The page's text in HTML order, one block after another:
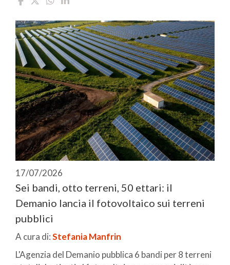
17/07/2026
Sei bandi, otto terreni, 50 ettari: il
Demanio lancia il fotovoltaico sui terreni
pubblici
A cura di:Stefania Manfrin
L'Agenzia del Demanio pubblica 6 bandi per 8 terreni